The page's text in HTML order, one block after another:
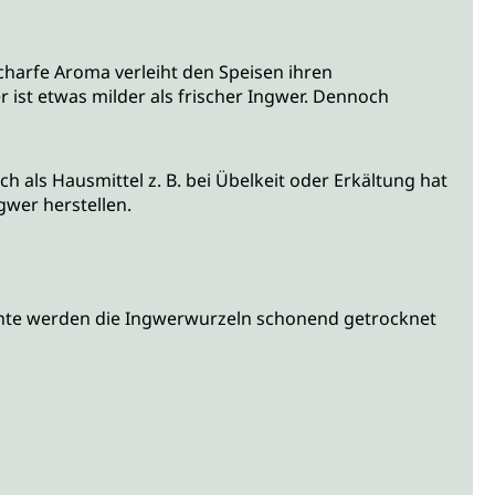
Aroma verleiht den Speisen ihren
etwas milder als frischer Ingwer. Dennoch
als Hausmittel z. B. bei Übelkeit oder Erkältung hat
herstellen.
werden die Ingwerwurzeln schonend getrocknet